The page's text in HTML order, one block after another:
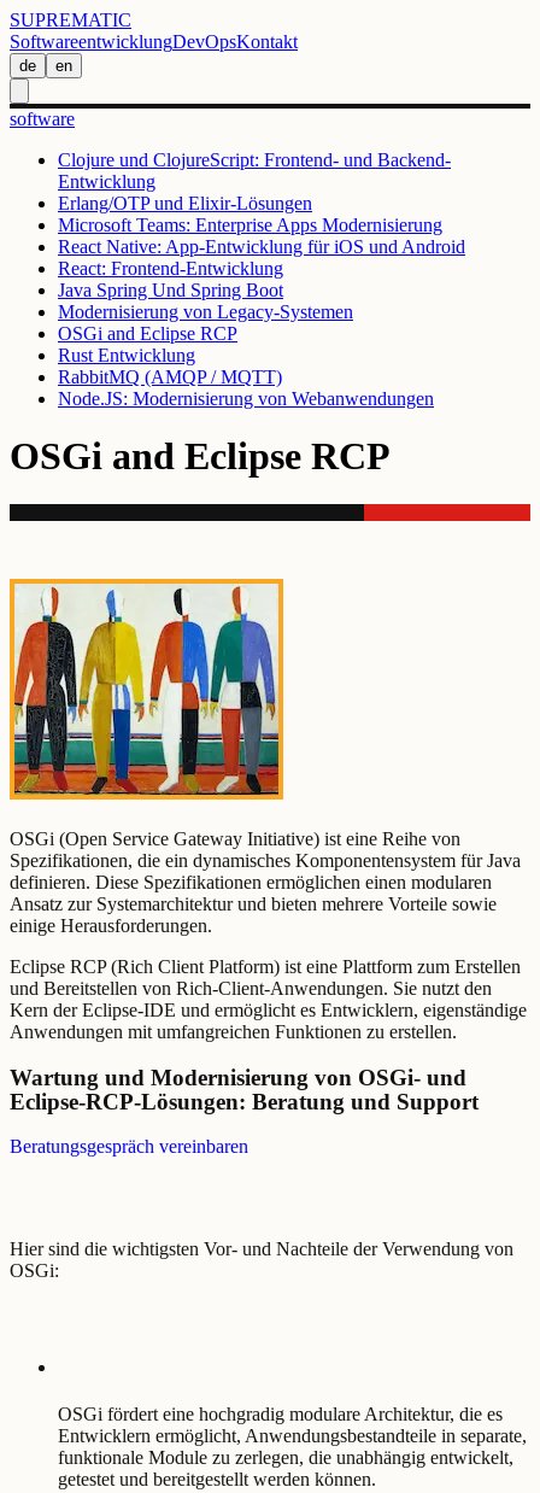
SUPREMATIC
SoftwareentwicklungDevOpsKontakt
de en
software
Clojure und ClojureScript: Frontend- und Backend-
Entwicklung
Erlang/OTP und Elixir-Lösungen
Microsoft Teams: Enterprise Apps Modernisierung
React Native: App-Entwicklung für iOS und Android
React: Frontend-Entwicklung
Java Spring Und Spring Boot
Modernisierung von Legacy-Systemen
OSGi and Eclipse RCP
Rust Entwicklung
RabbitMQ (AMQP / MQTT)
Node.JS: Modernisierung von Webanwendungen
OSGi and Eclipse RCP
OSGi (Open Service Gateway Initiative) ist eine Reihe von
Spezifikationen, die ein dynamisches Komponentensystem für Java
definieren. Diese Spezifikationen ermöglichen einen modularen
Ansatz zur Systemarchitektur und bieten mehrere Vorteile sowie
einige Herausforderungen.
Eclipse RCP (Rich Client Platform) ist eine Plattform zum Erstellen
und Bereitstellen von Rich-Client-Anwendungen. Sie nutzt den
Kern der Eclipse-IDE und ermöglicht es Entwicklern, eigenständige
Anwendungen mit umfangreichen Funktionen zu erstellen.
Wartung und Modernisierung von OSGi- und
Eclipse-RCP-Lösungen: Beratung und Support
Beratungsgespräch vereinbaren
Hier sind die wichtigsten Vor- und Nachteile der Verwendung von
OSGi:
OSGi fördert eine hochgradig modulare Architektur, die es
Entwicklern ermöglicht, Anwendungsbestandteile in separate,
funktionale Module zu zerlegen, die unabhängig entwickelt,
getestet und bereitgestellt werden können.